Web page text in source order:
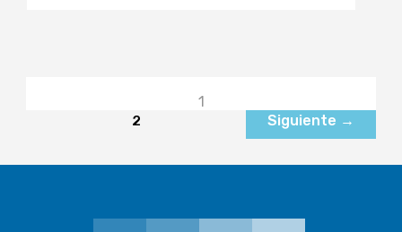
1
2
Siguiente →